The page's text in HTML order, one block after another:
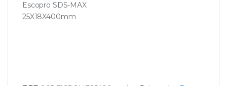
Escopro SDS-MAX
25X18X400mm